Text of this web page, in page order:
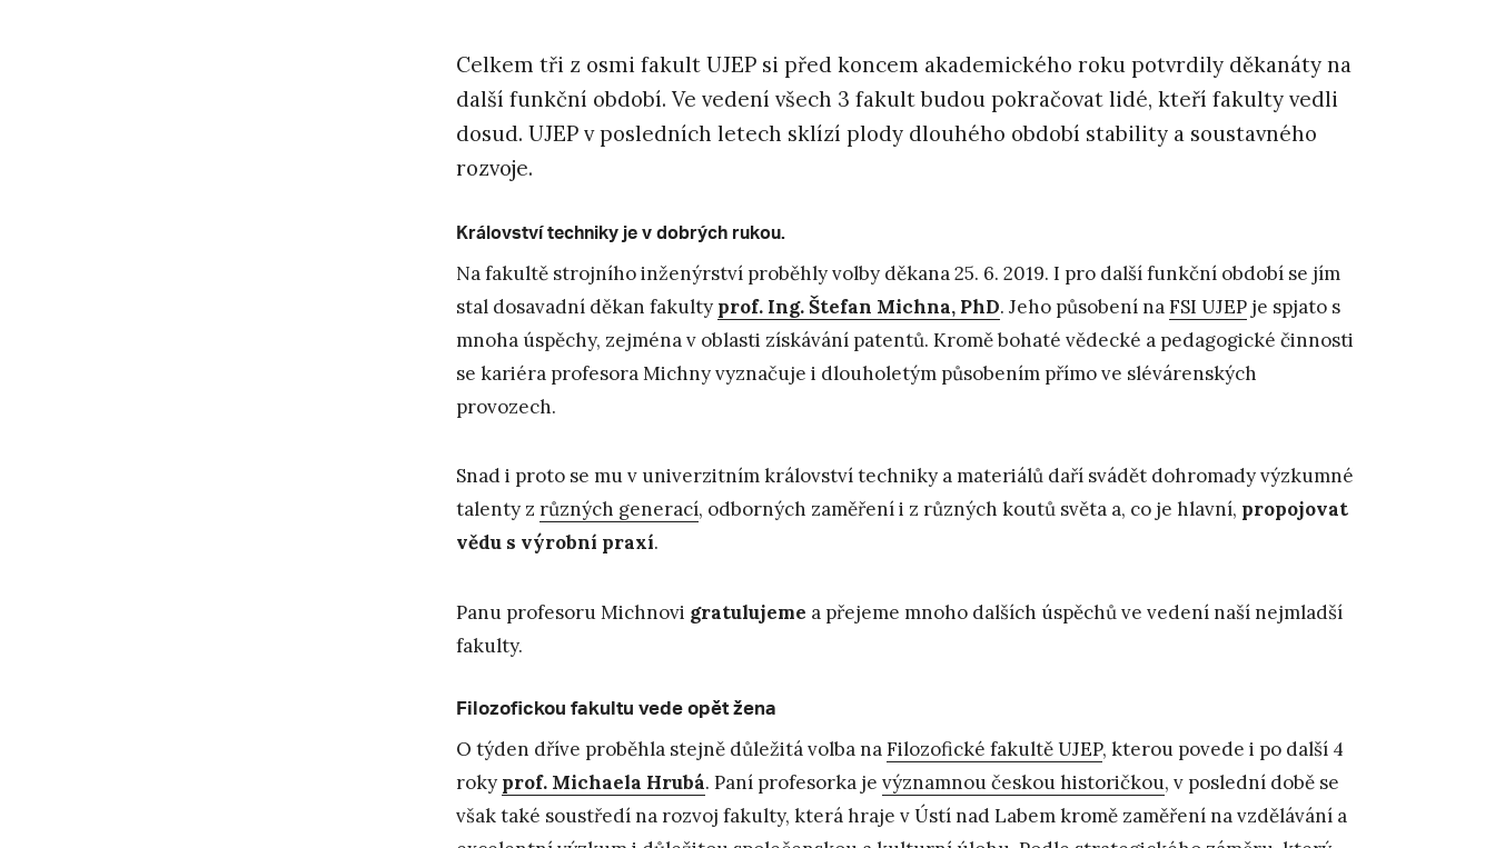
Celkem tři z osmi fakult UJEP si před koncem akademického roku potvrdily děkanáty na
další funkční období. Ve vedení všech 3 fakult budou pokračovat lidé, kteří fakulty vedli
dosud. UJEP v posledních letech sklízí plody dlouhého období stability a soustavného
rozvoje.
Království techniky je v dobrých rukou.
Na fakultě strojního inženýrství proběhly volby děkana 25. 6. 2019. I pro další funkční období se jím
stal dosavadní děkan fakulty prof. Ing. Štefan Michna, PhD. Jeho působení naFSI UJEP je spjato s
mnoha úspěchy, zejména v oblasti získávání patentů. Kromě bohaté vědecké a pedagogické činnosti
se kariéra profesora Michny vyznačuje i dlouholetým působením přímo ve slévárenských
provozech.
Snad i proto se mu v univerzitním království techniky a materiálů daří svádět dohromady výzkumné
talenty z různých generací, odborných zaměření i z různých koutů světa a, co je hlavní, propojovat
vědu s výrobní praxí.
Panu profesoru Michnovi gratulujeme a přejeme mnoho dalších úspěchů ve vedení naší nejmladší
fakulty.
Filozofickou fakultu vede opět žena
O týden dříve proběhla stejně důležitá volba naFilozofické fakultě UJEP, kterou povede i po další 4
roky prof. Michaela Hrubá. Paní profesorka je významnou českou historičkou, v poslední době se
však také soustředí na rozvoj fakulty, která hraje v Ústí nad Labem kromě zaměření na vzdělávání a